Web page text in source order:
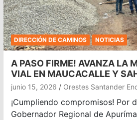
DIRECCIÓN DE CAMINOS NOTICIAS
A PASO FIRME! AVANZA LA
VIAL EN MAUCACALLE Y
junio 15, 2026 Orestes Santander
¡Cumpliendo compromisos! Por
Gobernador Regional de